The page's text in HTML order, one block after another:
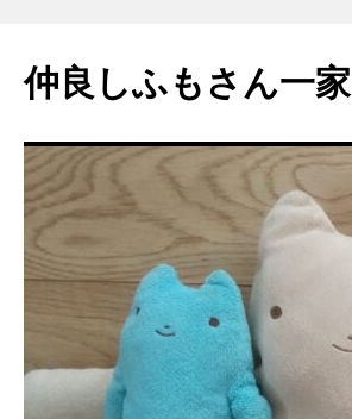
テ
ン
へ
ス
キ
ッ
仲良しふもさん一家